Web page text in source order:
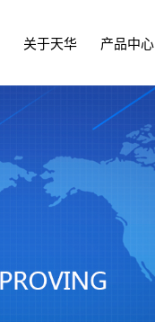
关于天华 产品中心